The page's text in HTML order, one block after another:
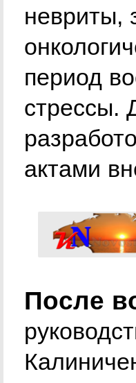
невриты,
период
стрессы.
актами
После